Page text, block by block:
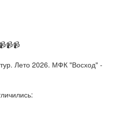
Лето 2026. МФК "Восход" -